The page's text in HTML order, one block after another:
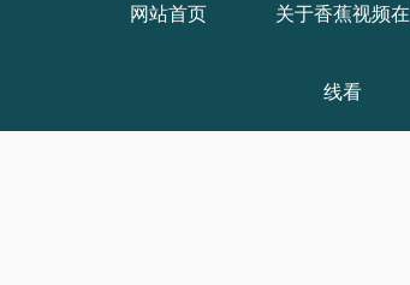
网站首页 关于香蕉视频在
线看